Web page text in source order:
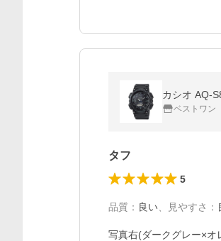
カシオ AQ-
ベストワン
タフ
5
品質 ： 良い 見やすさ ：
写真右(ダークグレー×オ